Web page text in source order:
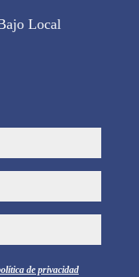
Local
de privacidad